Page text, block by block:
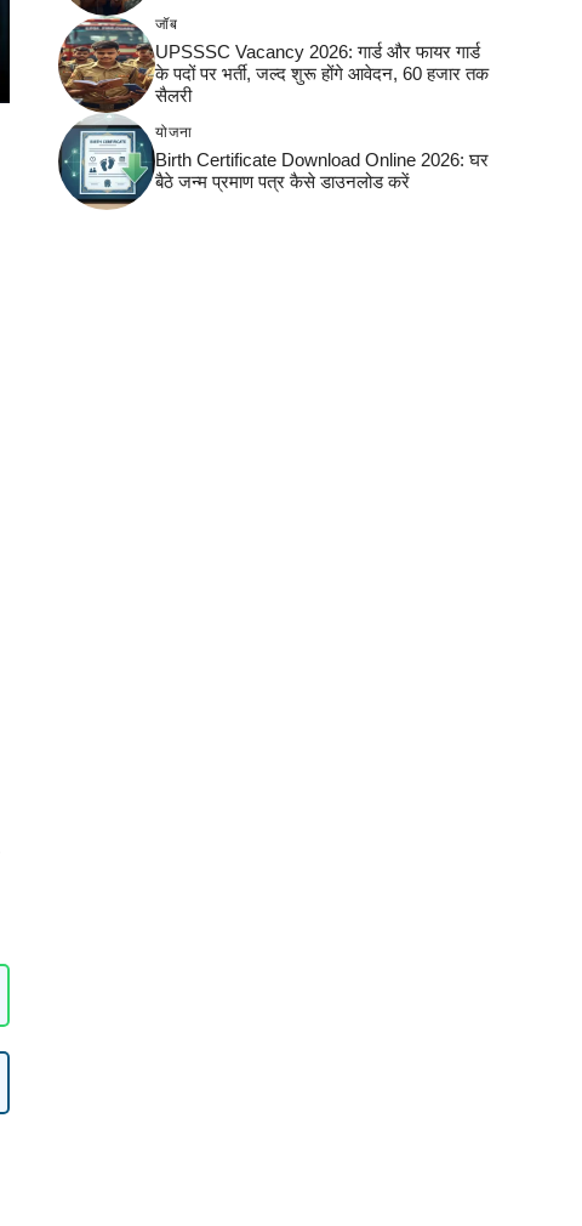
जॉब
UPSSSC Vacancy 2026: गार्ड और फायर गार्ड
के पदों पर भर्ती, जल्द शुरू होंगे आवेदन, 60 हजार तक
सैलरी
योजना
Birth Certificate Download Online 2026: घर
बैठे जन्म प्रमाण पत्र कैसे डाउनलोड करें